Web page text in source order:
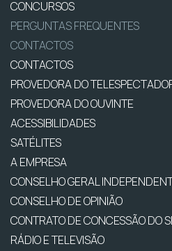
CONCURSOS
PERGUNTAS FREQUENTES
CONTACTOS
CONTACTOS
PROVEDORA DO
PROVEDORA DO OUVINTE
ACESSIBILIDADES
SATÉLITES
A EMPRESA
CONSELHO GERAL
CONSELHO DE OPINIÃO
CONTRATO DE CONCESSÃO DO
RÁDIO E TELEVISÃO